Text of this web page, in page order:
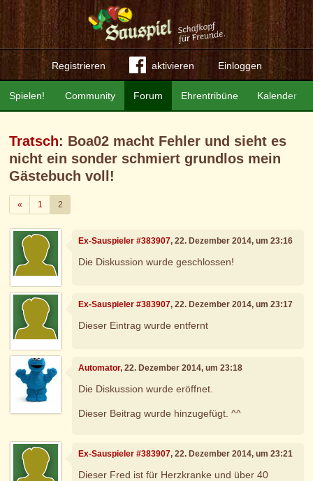
Registrieren aktivieren Einloggen
Community Forum Ehrentribüne Kalender
Spielen!
Tratsch: Boa02 macht Fehler und sieht es
nicht ein sonder schmiert grundlos mein
Gästebuch voll!
«Zurück
1 2
Ex-Sauspieler #383907, 22. Dezember 2014, um 23:16
Die Diskussion wurde geschlossen!
Ex-Sauspieler #383907, 22. Dezember 2014, um 23:17
Dieser Eintrag wurde entfernt
Automator, 22. Dezember 2014, um 23:18
Die Diskussion wurde eröffnet.
Dieser Beitrag wurde hinzugefügt. ^^
Ex-Sauspieler #383907, 22. Dezember 2014, um 23:21
Dieser Fred ist für Herzkranke und über 40